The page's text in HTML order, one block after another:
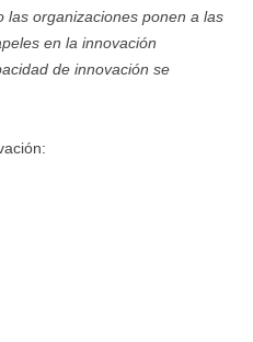
las organizaciones ponen a las
en la innovación
de innovación se